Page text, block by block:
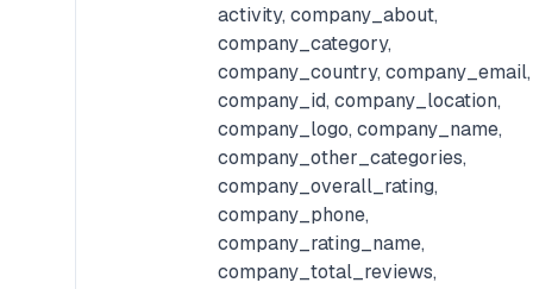
activity, company_about,
company_category,
company_country, company_email,
company_id, company_location,
company_logo, company_name,
company_other_categories,
company_overall_rating,
company_phone,
company_rating_name,
company_total_reviews,